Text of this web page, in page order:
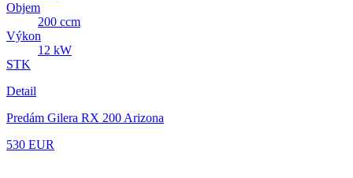
Objem
200 ccm
Výkon
12 kW
STK
Detail
Predám Gilera RX 200 Arizona
530 EUR